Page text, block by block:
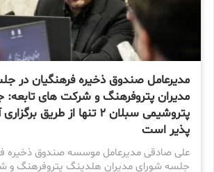
مدیرعامل صندوق ذخیره فرهنگیان در
مدیران پتروفرهنگ و شرکت های تابعه:
پتروشیمی سبلان 2 تنها از طریق
پذیر است
علی صادقی مدیرعامل موسسه صندوق ذخیره
جلسه شورای مدیران هلدینگ پتروفرهنگ و